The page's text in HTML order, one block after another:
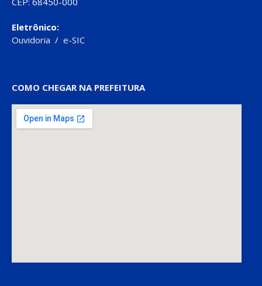
Eletrônico:
Ouvidoria / e-SIC
COMO CHEGAR NA PREFEITURA